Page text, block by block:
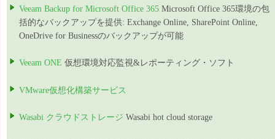
Veeam Backup for Microsoft Office 365 Microsoft Office 365環境の包
括的なバックアップを提供: Exchange Online, SharePoint Online,
OneDrive for Businessのバックアップが可能
Veeam ONE 仮想環境対応監視&レポーティング・ソフト
VMware仮想化構築サービス
Wasabi クラウドストレージ Wasabi hot cloud storage